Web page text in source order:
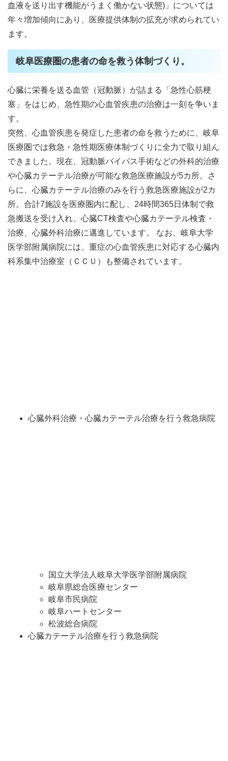
血液を送り出す機能がうまく働かない状態)」については
年々増加傾向にあり、医療提供体制の拡充が求められてい
ます。
岐阜医療圏の患者の命を救う体制づくり。
心臓に栄養を送る血管（冠動脈）が詰まる「急性心筋梗
塞」をはじめ、急性期の心血管疾患の治療は一刻を争いま
す。
突然、心血管疾患を発症した患者の命を救うために、岐阜
医療圏では救急・急性期医療体制づくりに全力で取り組ん
できました。現在、冠動脈バイパス手術などの外科的治療
や心臓カテーテル治療が可能な救急医療施設が5カ所。さ
らに、心臓カテーテル治療のみを行う救急医療施設が2カ
所。合計7施設を医療圏内に配し、24時間365日体制で救
急搬送を受け入れ、心臓CT検査や心臓カテーテル検査・
治療、心臓外科治療に邁進しています。 なお、岐阜大学
医学部附属病院には、重症の心血管疾患に対応する心臓内
科系集中治療室（ＣＣＵ）も整備されています。
心臓外科治療・心臓カテーテル治療を行う救急病院
国立大学法人岐阜大学医学部附属病院
岐阜県総合医療センター
岐阜市民病院
岐阜ハートセンター
松波総合病院
心臓カテーテル治療を行う救急病院